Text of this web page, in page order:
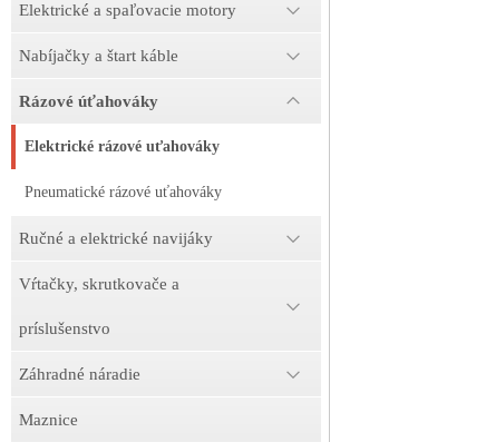
Elektrické a spaľovacie motory
Nabíjačky a štart káble
Rázové úťahováky
Elektrické rázové uťahováky
Pneumatické rázové uťahováky
Ručné a elektrické navijáky
Vŕtačky, skrutkovače a
príslušenstvo
Záhradné náradie
Maznice